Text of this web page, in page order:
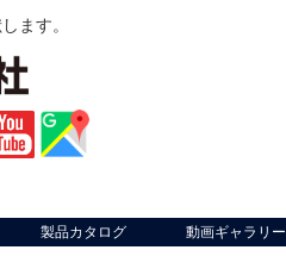
ます。
製品カタログ 動画ギャラリー